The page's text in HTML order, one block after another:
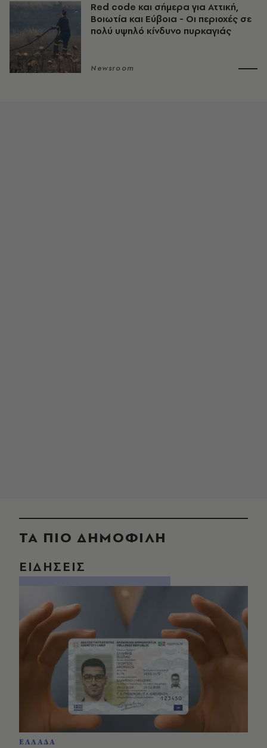
Red code και σήμερα για Αττική,
Βοιωτία και Εύβοια - Οι περιοχές σε
πολύ υψηλό κίνδυνο πυρκαγιάς
Newsroom
ΤΑ ΠΙΟ ΔΗΜΟΦΙΛΗ
ΕΙΔΗΣΕΙΣ
ΕΛΛΑΔΑ